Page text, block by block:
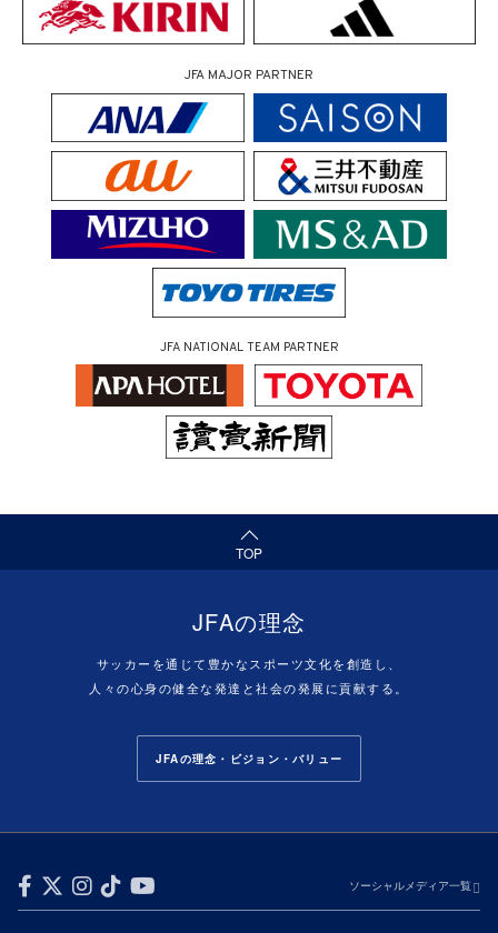
JFA MAJOR PARTNER
JFA NATIONAL TEAM PARTNER
TOP
JFAの理念
サッカーを通じて豊かなスポーツ文化を創造し、
人々の心身の健全な発達と社会の発展に貢献する。
JFAの理念・ビジョン・バリュー
ソーシャルメディア一覧